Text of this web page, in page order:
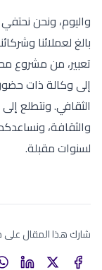
واليوم، ونحن
بالغ لعملائنا
تعبير، من مشروع
إلى وكالة ذات
الثقافي. ونتطلع
والثقافة،
لسنوات مقبلة.
شارك هذا المقال على